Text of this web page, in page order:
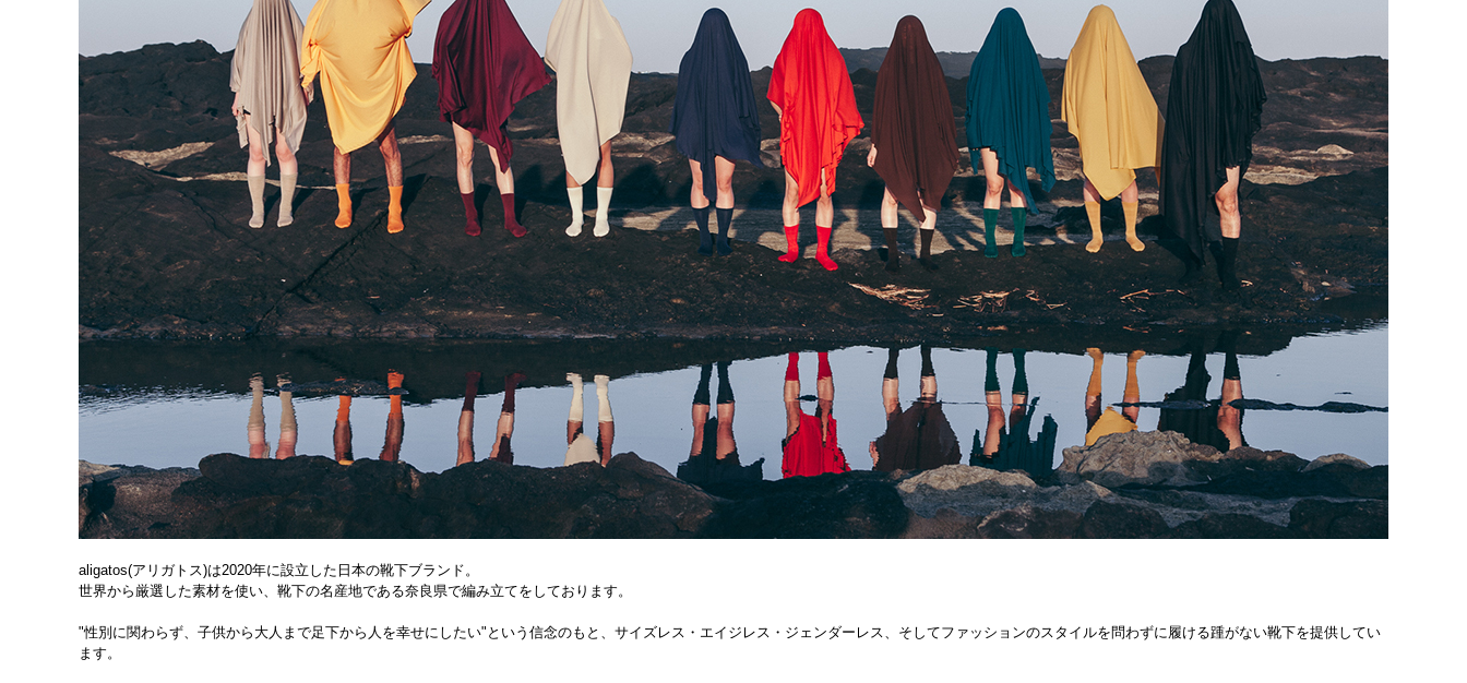
aligatos(アリガトス)は2020年に設立した日本の靴下ブランド。
世界から厳選した素材を使い、靴下の名産地である奈良県で編み立てをしております。
"性別に関わらず、子供から大人まで足下から人を幸せにしたい"という信念のもと、サイズレス・エイジレス・ジェンダーレス、そしてファッションのスタイルを問わずに履ける踵がない靴下を提供してい
ます。
キーワード
性別 MEN WOMEN
サイズ ～XS M L XL ～
22.0cm 22.5cm 23.0cm 24.0cm 24.5cm 25.0cm 25.5cm 26.0cm 26.5cm 27.0cm 27.5cm 28.0cm
カラー
ホワイト ベージュ イエロー オレンジ レッド パープル ブルー ネイビー グリーン カーキ ブラウン グレー ブラック ゴールド
円 〜